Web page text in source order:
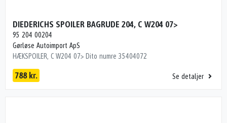
DIEDERICHS SPOILER BAGRUDE 204, C W204 07>
95 204 00204
Gørløse Autoimport ApS
HÆKSPOILER, C W204 07> Dito numre 35404072
788 kr. Se detaljer